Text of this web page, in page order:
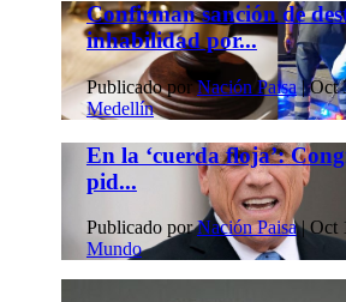
Confirman sanción de
inhabilidad por...
Publicado porNación Paisa|Oct
Medellín
En la ‘cuerda floja’:
pid...
Publicado porNación Paisa|Oct
Mundo